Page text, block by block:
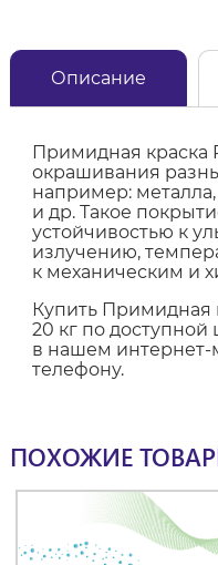
Описание
Примидная краска
окрашивания
например: металла,
и др. Такое
устойчивостью к
излучению,
к механическим и
Купить Примидная
20 кг по
в нашем интернет-
телефону.
ПОХОЖИЕ